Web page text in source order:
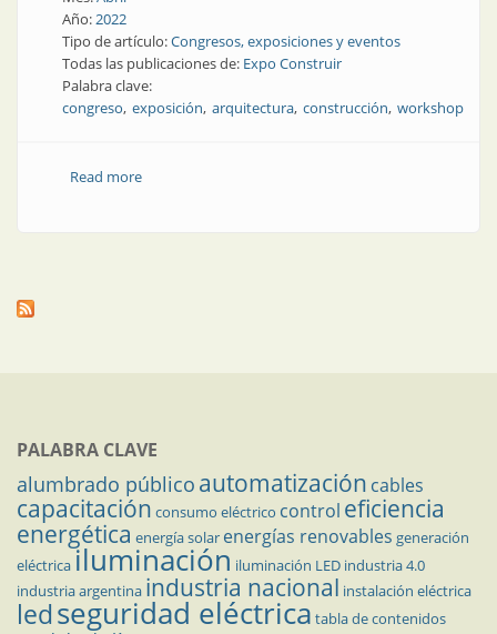
Año:2022
Tipo de artículo:Congresos, exposiciones y eventos
Todas las publicaciones de: Expo Construir
Palabra clave:
congreso exposición arquitectura construcción workshop
Read moreabout Llega el primer evento presencial para la
PALABRA CLAVE
alumbrado público automatización cables
capacitación consumo eléctrico control eficiencia
energética energía solar energías renovables generación
eléctricailuminación iluminación LED industria 4.0
industria argentina industria nacional instalación eléctrica
ledseguridad eléctrica tabla de contenidos